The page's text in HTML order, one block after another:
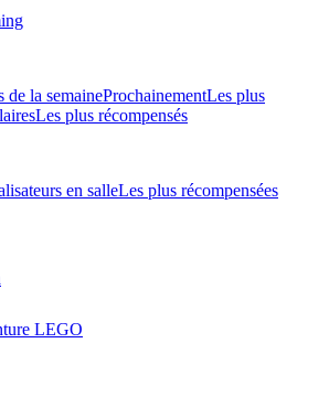
de la semaineProchainementLes plus
Les plus récompensés
en salleLes plus récompensées
LEGO